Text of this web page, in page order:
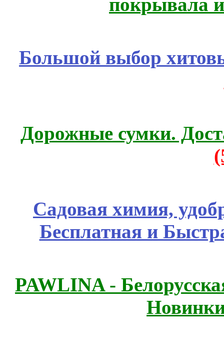
Большой выбор
Дорожные сумки.
Садовая химия,
Бесплатная и
PAWLINA -